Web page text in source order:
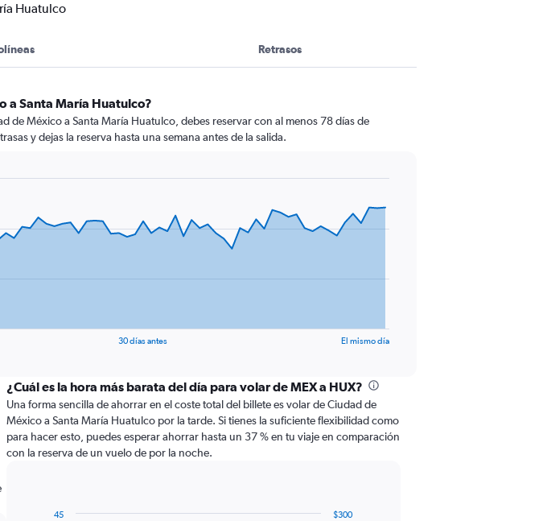
Huatulco
Retrasos
a Santa María Huatulco?
de México a Santa María Huatulco, debes reservar con al menos 78 días de
y dejas la reserva hasta una semana antes de la salida.
30 días antes El mismo día
¿Cuál es la hora más barata del día para volar de MEX a HUX?
Una forma sencilla de ahorrar en el coste total del billete es volar de Ciudad de
México a Santa María Huatulco por la tarde. Si tienes la suficiente flexibilidad como
para hacer esto, puedes esperar ahorrar hasta un 37 % en tu viaje en comparación
con la reserva de un vuelo de por la noche.
$300
45